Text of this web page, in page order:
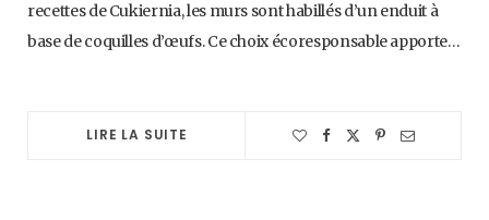
recettes de Cukiernia, les murs sont habillés d’un enduit à
base de coquilles d’œufs. Ce choix écoresponsable apporte…
LIRE LA SUITE